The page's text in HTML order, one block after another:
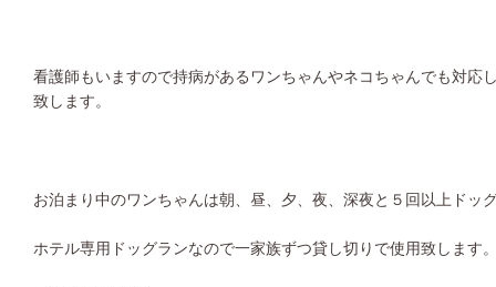
看護師もいますので持病があるワンちゃんやネコちゃんでも対応
致します。
お泊まり中のワンちゃんは朝、昼、夕、夜、深夜と５回以上ドッ
ホテル専用ドッグランなので一家族ずつ貸し切りで使用致します